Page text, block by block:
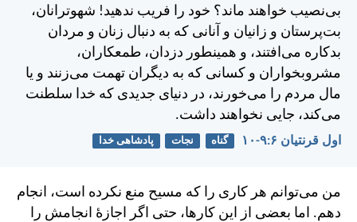
بی‌نصيب خواهند ماند؟ خود را فريب ندهيد! شهوترانان،
بت‌پرستان و زانيان و آنانی كه به دنبال زنان و مردان
بدكاره می‌افتند، و همينطور دزدان، طمعكاران،
مشروبخواران و كسانی كه به ديگران تهمت می‌زنند و يا
مال مردم را می‌خورند، در دنيای جديدی كه خدا سلطنت
می‌كند، جايی نخواهند داشت.
اول قرنتیان ۶:‏۹-‏۱۰ گناه نجات پادشاهی خدا
من می‌توانم هر كاری را كه مسيح منع نكرده است، انجام
دهم. اما بعضی از اين كارها، حتی اگر اجازهٔ انجامش را